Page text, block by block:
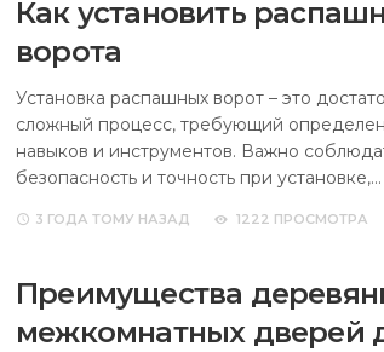
Как установить
ворота
Установка распашных ворот – это
сложный процесс, требующий
навыков и инструментов. Важно
безопасность и точность при установке,…
3 ГОДА ТОМУ НАЗАД 1222 ПРОСМОТРА
Преимущества
межкомнатных дверей